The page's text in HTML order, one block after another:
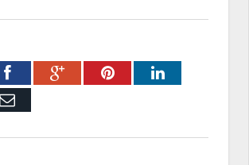
FacebookGoogle+PinterestLinkedIn
Email